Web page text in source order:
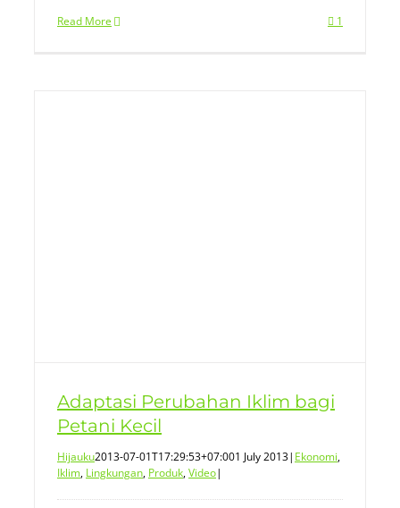
Read More 1
Adaptasi Perubahan Iklim bagi
Petani Kecil
Hijauku2013-07-01T17:29:53+07:001 July 2013| Ekonomi,
Iklim, Lingkungan, Produk,Video|